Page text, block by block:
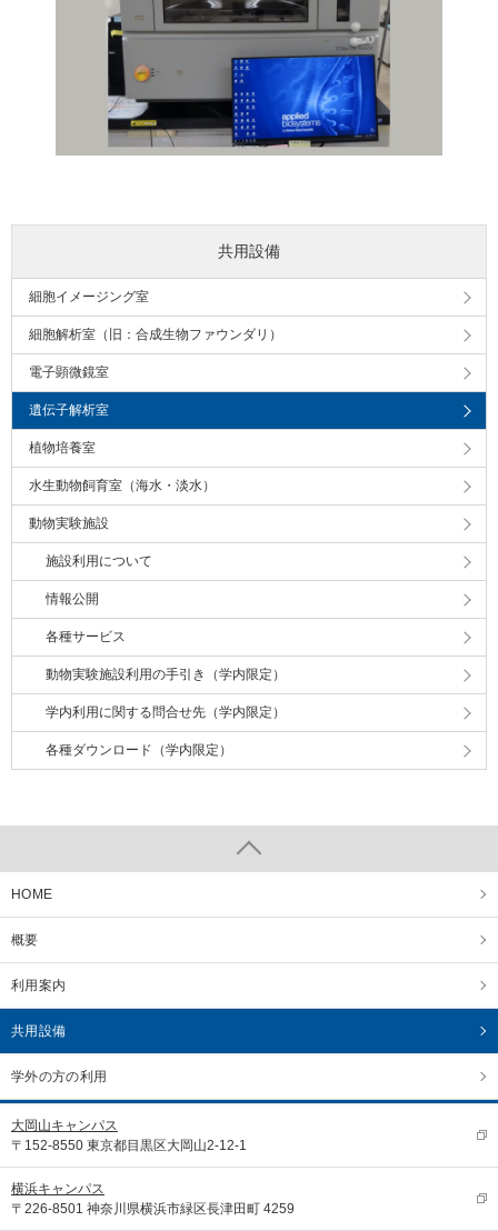
共用設備
細胞イメージング室
細胞解析室（旧：合成生物ファウンダリ）
電子顕微鏡室
遺伝子解析室
植物培養室
水生動物飼育室（海水・淡水）
動物実験施設
施設利用について
情報公開
各種サービス
動物実験施設利用の手引き（学内限定）
学内利用に関する問合せ先（学内限定）
各種ダウンロード（学内限定）
HOME
概要
利用案内
共用設備
学外の方の利用
大岡山キャンパス
〒152-8550 東京都目黒区大岡山2-12-1
横浜キャンパス
〒226-8501 神奈川県横浜市緑区長津田町 4259